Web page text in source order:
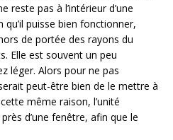
reste pas à l’intérieur d’une
qu’il puisse bien fonctionner,
de portée des rayons du
Elle est souvent un peu
léger. Alors pour ne pas
peut-être bien de le mettre à
même raison, l’unité
d’une fenêtre, afin que le